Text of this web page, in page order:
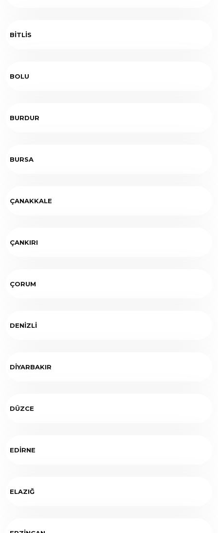
BİTLİS
BOLU
BURDUR
BURSA
ÇANAKKALE
ÇANKIRI
ÇORUM
DENİZLİ
DİYARBAKIR
DÜZCE
EDİRNE
ELAZIĞ